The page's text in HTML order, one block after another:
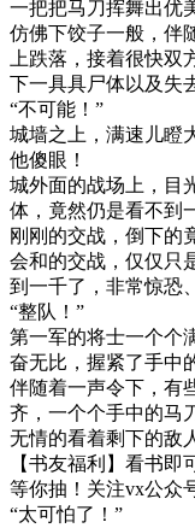
一把把马刀挥舞出优
仿佛下饺子一般，伴
上跌落，接着很快
下一具具尸体以及失
“不可能！”
城墙之上，满速儿瞪
他傻眼！
城外面的战场上，目
体，竟然仍是看不到
刚刚的交战，倒下的
会和的交战，仅仅只
到一千了，非常惊恐
“整队！”
第一军的将士一个个
奋无比，握紧了手中
伴随着一声令下，有
齐，一个个手中的马
无情的看着剩下的敌
【书友福利】看书即
等你抽！关注vx公众
“太可怕了！”